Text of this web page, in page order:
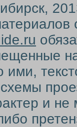
ими,
и